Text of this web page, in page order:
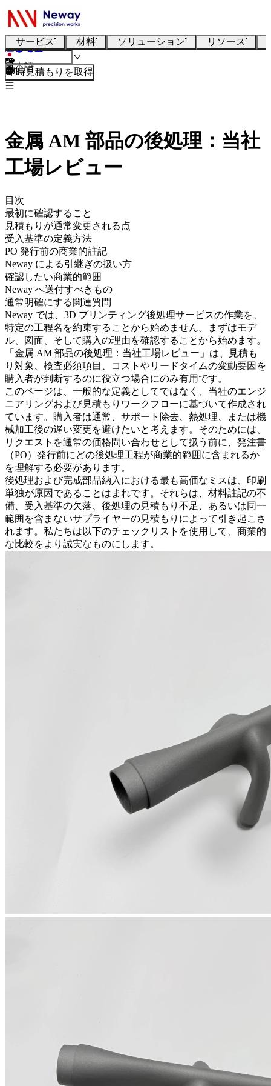
サービス 材料 ソリューション リソース
日本語
即時見積もりを取得
金属 AM 部品の後処理：当社
工場レビュー
目次
最初に確認すること
見積もりが通常変更される点
受入基準の定義方法
PO 発行前の商業的註記
Neway による引継ぎの扱い方
確認したい商業的範囲
Neway へ送付すべきもの
通常明確にする関連質問
Neway では、 3D プリンティング後処理サービスの作業を、
特定の工程名を約束することから始めません。まずはモデ
ル、図面、そして購入の理由を確認することから始めます。
「金属 AM 部品の後処理：当社工場レビュー」は、見積も
り対象、検査必須項目、コストやリードタイムの変動要因を
購入者が判断するのに役立つ場合にのみ有用です。
このページは、一般的な定義としてではなく、当社のエンジ
ニアリングおよび見積もりワークフローに基づいて作成され
ています。購入者は通常、サポート除去、熱処理、または機
械加工後の遅い変更を避けたいと考えます。そのためには、
リクエストを通常の価格問い合わせとして扱う前に、発注書
（PO）発行前にどの後処理工程が商業的範囲に含まれるか
を理解する必要があります。
後処理および完成部品納入における最も高価なミスは、印刷
単独が原因であることはまれです。それらは、材料註記の不
備、受入基準の欠落、後処理の見積もり不足、あるいは同一
範囲を含まないサプライヤーの見積もりによって引き起こさ
れます。私たちは以下のチェックリストを使用して、商業的
な比較をより誠実なものにします。